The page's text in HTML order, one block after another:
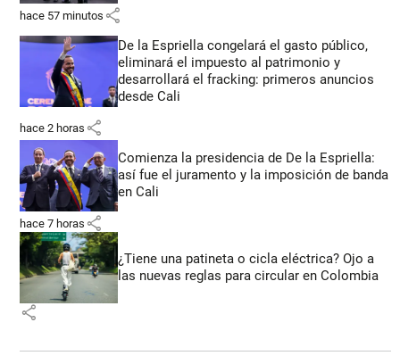
hace 57 minutos share
De la Espriella congelará el gasto público,
eliminará el impuesto al patrimonio y
desarrollará el fracking: primeros anuncios
desde Cali
hace 2 horas share
Comienza la presidencia de De la Espriella:
así fue el juramento y la imposición de banda
en Cali
hace 7 horas share
¿Tiene una patineta o cicla eléctrica? Ojo a
las nuevas reglas para circular en Colombia
share